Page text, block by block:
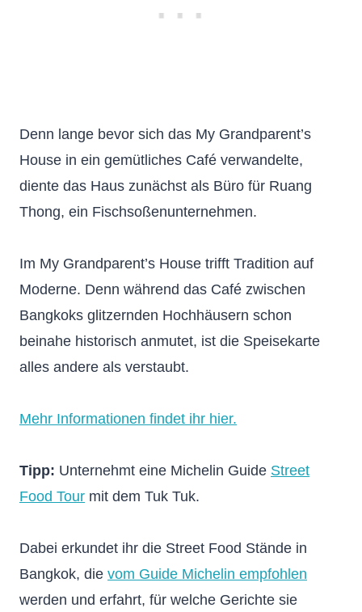
Denn lange bevor sich das My Grandparent’s
House in ein gemütliches Café verwandelte,
diente das Haus zunächst als Büro für Ruang
Thong, ein Fischsoßenunternehmen.
Im My Grandparent’s House trifft Tradition auf
Moderne. Denn während das Café zwischen
Bangkoks glitzernden Hochhäusern schon
beinahe historisch anmutet, ist die Speisekarte
alles andere als verstaubt.
Mehr Informationen findet ihr hier.
Tipp: Unternehmt eine Michelin Guide Street
Food Tour mit dem Tuk Tuk.
Dabei erkundet ihr die Street Food Stände in
Bangkok, die vom Guide Michelin empfohlen
werden und erfahrt, für welche Gerichte sie